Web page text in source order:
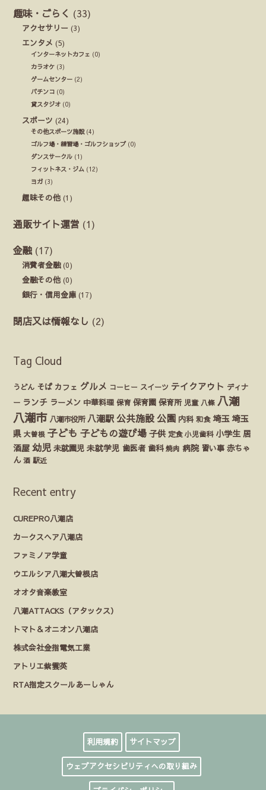
趣味・ごらく (33)
アクセサリー (3)
エンタメ (5)
インターネットカフェ (0)
カラオケ (3)
ゲームセンター (2)
パチンコ (0)
貸スタジオ (0)
スポーツ (24)
その他スポーツ施設(4)
ゴルフ場・練習場・ゴルフショップ(0)
ダンスサークル (1)
フィットネス・ジム (12)
ヨガ (3)
趣味その他 (1)
通販サイト運営 (1)
金融 (17)
消費者金融(0)
金融その他 (0)
銀行・信用金庫 (17)
閉店又は情報なし (2)
Tag Cloud
うどん そば カフェ グルメ コーヒー スイーツ テイクアウト ディナ
ー ランチ ラーメン 中華料理 保育 保育園 保育所 児童 八條 八潮
八潮市 八潮市役所 八潮駅 公共施設 公園 内科 和食 埼玉 埼玉
県 大曽根 子ども 子どもの遊び場 子供 定食 小児歯科 小学生 居
酒屋 幼児 未就園児 未就学児 歯医者 歯科 焼肉 病院 習い事 赤ちゃ
ん 酒 駅近
Recent entry
CUREPRO八潮店
カークスヘア八潮店
ファミノア学童
ウエルシア八潮大曽根店
オオタ音楽教室
八潮ATTACKS（アタックス）
トマト＆オニオン八潮店
株式会社金指電気工業
アトリエ紫雲英
RTA指定スクールあーしゃん
利用規約 サイトマップ
ウェブアクセシビリティへの取り組み